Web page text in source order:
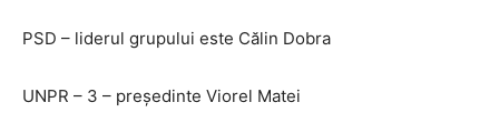
PSD – liderul grupului este Călin Dobra
UNPR – 3 – președinte Viorel Matei